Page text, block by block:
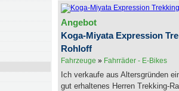
Angebot
Koga-Miyata Expression
Rohloff
Fahrzeuge » Fahrräder - E-Bikes
Ich verkaufe aus Altersgründen
gut erhaltenes Herren Trekking-